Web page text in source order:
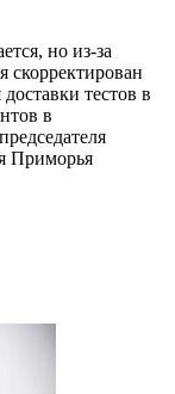
но из-за
скорректирован
тестов в
в
Приморья